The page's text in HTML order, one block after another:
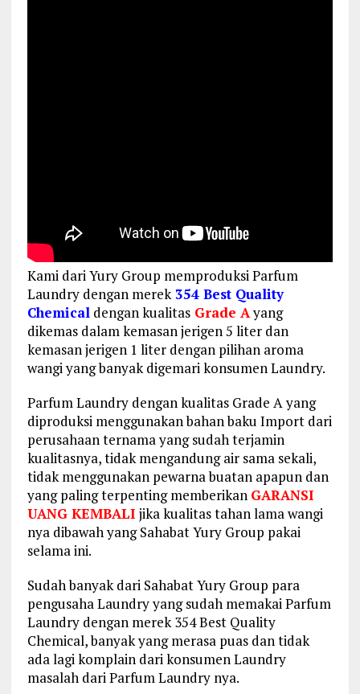
Kami dari Yury Group memproduksi Parfum
Laundry dengan merek354 Best Quality
Chemicaldengan kualitasGrade Ayang
dikemas dalam kemasan jerigen 5 liter dan
kemasan jerigen 1 liter dengan pilihan aroma
wangi yang banyak digemari konsumen Laundry.
Parfum Laundry dengan kualitas Grade A yang
diproduksi menggunakan bahan baku Import dari
perusahaan ternama yang sudah terjamin
kualitasnya, tidak mengandung air sama sekali,
tidak menggunakan pewarna buatan apapun dan
yang paling terpenting memberikan GARANSI
UANG KEMBALI jika kualitas tahan lama wangi
nya dibawah yang Sahabat Yury Group pakai
selama ini.
Sudah banyak dari Sahabat Yury Group para
pengusaha Laundry yang sudah memakai Parfum
Laundry dengan merek 354 Best Quality
Chemical, banyak yang merasa puas dan tidak
ada lagi komplain dari konsumen Laundry
masalah dari Parfum Laundry nya.